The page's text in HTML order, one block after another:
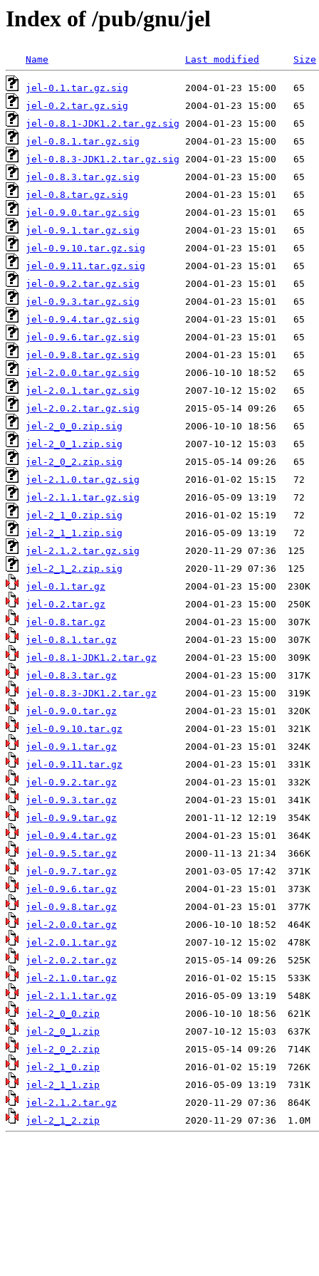
Index of /pub/gnu/jel
Name Last modified Size
jel-0.1.tar.gz.sig
jel-0.2.tar.gz.sig
jel-0.8.1-JDK1.2.tar.gz.sig
jel-0.8.1.tar.gz.sig
jel-0.8.3-JDK1.2.tar.gz.sig
jel-0.8.3.tar.gz.sig
jel-0.8.tar.gz.sig
jel-0.9.0.tar.gz.sig
jel-0.9.1.tar.gz.sig
jel-0.9.10.tar.gz.sig
jel-0.9.11.tar.gz.sig
jel-0.9.2.tar.gz.sig
jel-0.9.3.tar.gz.sig
jel-0.9.4.tar.gz.sig
jel-0.9.6.tar.gz.sig
jel-0.9.8.tar.gz.sig
jel-2.0.0.tar.gz.sig
jel-2.0.1.tar.gz.sig
jel-2.0.2.tar.gz.sig
jel-2_0_0.zip.sig
jel-2_0_1.zip.sig
jel-2_0_2.zip.sig
jel-2.1.0.tar.gz.sig
jel-2.1.1.tar.gz.sig
jel-2_1_0.zip.sig
jel-2_1_1.zip.sig
jel-2.1.2.tar.gz.sig
jel-2_1_2.zip.sig
jel-0.1.tar.gz
jel-0.2.tar.gz
jel-0.8.tar.gz
jel-0.8.1.tar.gz
jel-0.8.1-JDK1.2.tar.gz
jel-0.8.3.tar.gz
jel-0.8.3-JDK1.2.tar.gz
jel-0.9.0.tar.gz
jel-0.9.10.tar.gz
jel-0.9.1.tar.gz
jel-0.9.11.tar.gz
jel-0.9.2.tar.gz
jel-0.9.3.tar.gz
jel-0.9.9.tar.gz
jel-0.9.4.tar.gz
jel-0.9.5.tar.gz
jel-0.9.7.tar.gz
jel-0.9.6.tar.gz
jel-0.9.8.tar.gz
jel-2.0.0.tar.gz
jel-2.0.1.tar.gz
jel-2.0.2.tar.gz
jel-2.1.0.tar.gz
jel-2.1.1.tar.gz
jel-2_0_0.zip
jel-2_0_1.zip
jel-2_0_2.zip
jel-2_1_0.zip
jel-2_1_1.zip
jel-2.1.2.tar.gz
jel-2_1_2.zip